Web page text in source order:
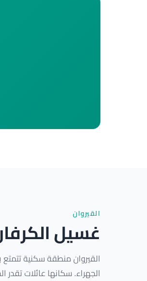
القيروان
غسيل
القيروان منطقة سكنية
الجهراء. سكانها عائلات